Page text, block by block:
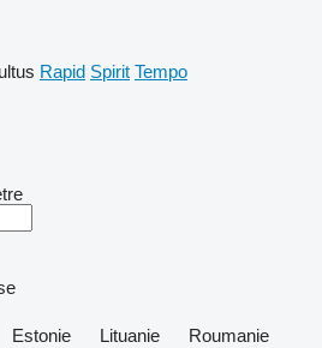
Rapid Spirit Tempo
Estonie Lituanie
Roumanie